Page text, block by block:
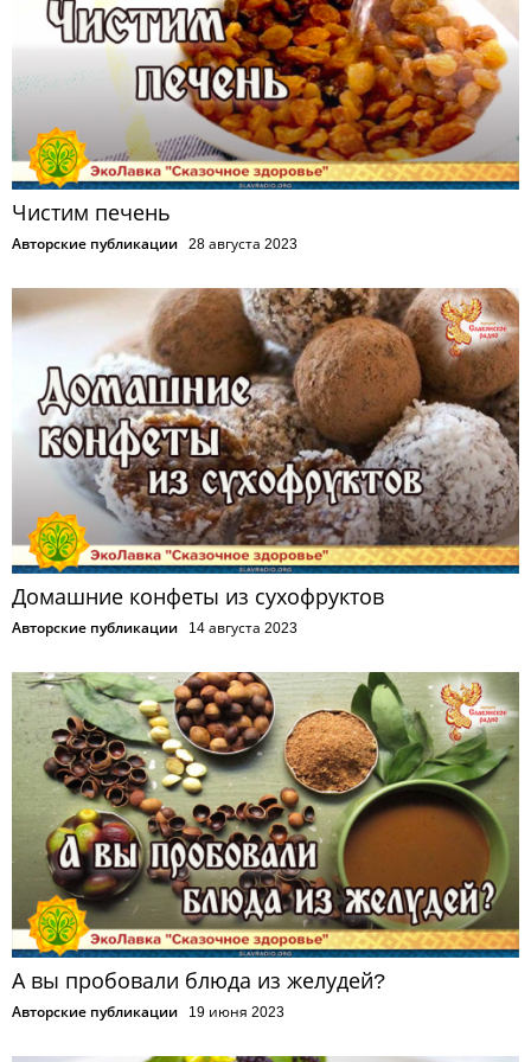
Чистим печень
Авторские публикации 28 августа 2023
Домашние конфеты из сухофруктов
Авторские публикации 14 августа 2023
А вы пробовали блюда из желудей?
Авторские публикации 19 июня 2023